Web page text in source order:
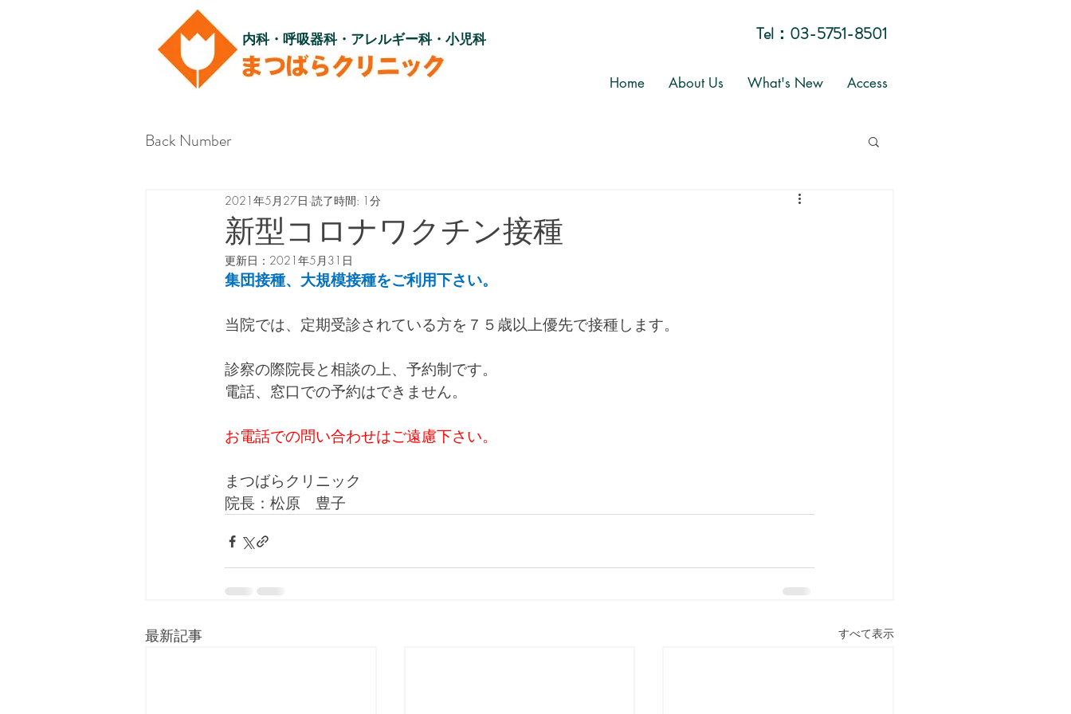
内科・呼吸器科・アレルギー科・小児科 Tel： 03-5751-8501
Home About Us What's New Access
Back Number
新型コロナワクチン接種
2021年5月27日 読了時間: 1分
更新日： 2021年5月31日
集団接種、大規模接種をご利用下さい。
当院では、定期受診されている方を７５歳以上優先で接種します。
診察の際院長と相談の上、予約制です。
電話、窓口での予約はできません。
お電話での問い合わせはご遠慮下さい。
まつばらクリニック
院長：松原　豊子
最新記事 すべて表示